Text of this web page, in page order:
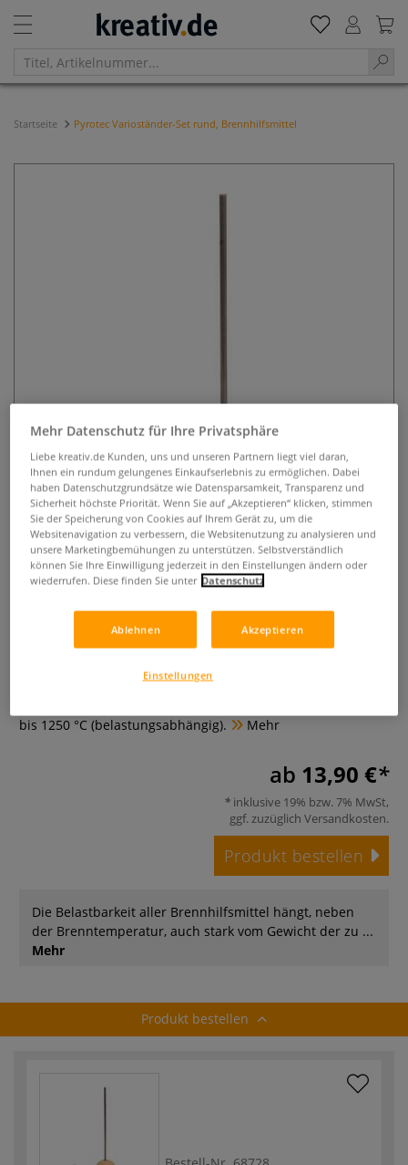
Startseite Pyrotec Varioständer-Set rund, Brennhilfsmittel
Pyrotec Varioständer-Set rund,
Brennhilfsmittel
0 Bewertungen
aus hitzebeständigem Edelstahl. Besteht aus einem
bis 1250 °C (belastungsabhängig).
Mehr
ab 13,90 €
inklusive 19% bzw. 7% MwSt,
ggf. zuzüglich Versandkosten.
Produkt bestellen
Die Belastbarkeit aller Brennhilfsmittel hängt, neben
der Brenntemperatur, auch stark vom Gewicht der zu ...
Mehr
Produkt bestellen
Mehr Datenschutz für Ihre Privatsphäre
Liebe kreativ.de Kunden, uns und unseren Partnern liegt viel daran,
Ihnen ein rundum gelungenes Einkaufserlebnis zu ermöglichen. Dabei
haben Datenschutzgrundsätze wie Datensparsamkeit, Transparenz und
Sicherheit höchste Priorität. Wenn Sie auf „Akzeptieren“ klicken, stimmen
Sie der Speicherung von Cookies auf Ihrem Gerät zu, um die
Websitenavigation zu verbessern, die Websitenutzung zu analysieren und
unsere Marketingbemühungen zu unterstützen. Selbstverständlich
können Sie Ihre Einwilligung jederzeit in den Einstellungen ändern oder
wiederrufen. Diese finden Sie unter Datenschutz
Ablehnen Akzeptieren
Einstellungen